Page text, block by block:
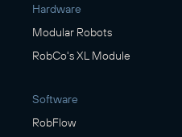
Hardware
Modular Robots
RobCo's XL Module
Software
RobFlow